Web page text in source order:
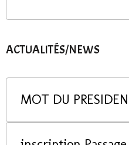
ACTUALITÉS/NEWS
MOT DU